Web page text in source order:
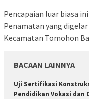
Pencapaian luar biasa
Penamatan yang
Kecamatan Tomohon
BACAAN LAINNYA
Uji Sertifikasi
Pendidikan Vokasi dan